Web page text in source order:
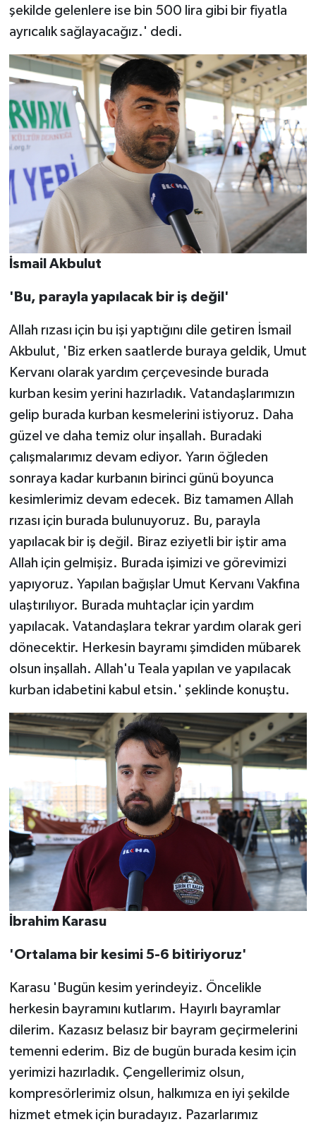
şekilde gelenlere ise bin 500 lira gibi bir fiyatla
ayrıcalık sağlayacağız.' dedi.
İsmail Akbulut
'Bu, parayla yapılacak bir iş değil'
Allah rızası için bu işi yaptığını dile getiren İsmail
Akbulut, 'Biz erken saatlerde buraya geldik, Umut
Kervanı olarak yardım çerçevesinde burada
kurban kesim yerini hazırladık. Vatandaşlarımızın
gelip burada kurban kesmelerini istiyoruz. Daha
güzel ve daha temiz olur inşallah. Buradaki
çalışmalarımız devam ediyor. Yarın öğleden
sonraya kadar kurbanın birinci günü boyunca
kesimlerimiz devam edecek. Biz tamamen Allah
rızası için burada bulunuyoruz. Bu, parayla
yapılacak bir iş değil. Biraz eziyetli bir iştir ama
Allah için gelmişiz. Burada işimizi ve görevimizi
yapıyoruz. Yapılan bağışlar Umut Kervanı Vakfına
ulaştırılıyor. Burada muhtaçlar için yardım
yapılacak. Vatandaşlara tekrar yardım olarak geri
dönecektir. Herkesin bayramı şimdiden mübarek
olsun inşallah. Allah'u Teala yapılan ve yapılacak
kurban idabetini kabul etsin.' şeklinde konuştu.
İbrahim Karasu
'Ortalama bir kesimi 5-6 bitiriyoruz'
Karasu 'Bugün kesim yerindeyiz. Öncelikle
herkesin bayramını kutlarım. Hayırlı bayramlar
dilerim. Kazasız belasız bir bayram geçirmelerini
temenni ederim. Biz de bugün burada kesim için
yerimizi hazırladık. Çengellerimiz olsun,
kompresörlerimiz olsun, halkımıza en iyi şekilde
hizmet etmek için buradayız. Pazarlarımız